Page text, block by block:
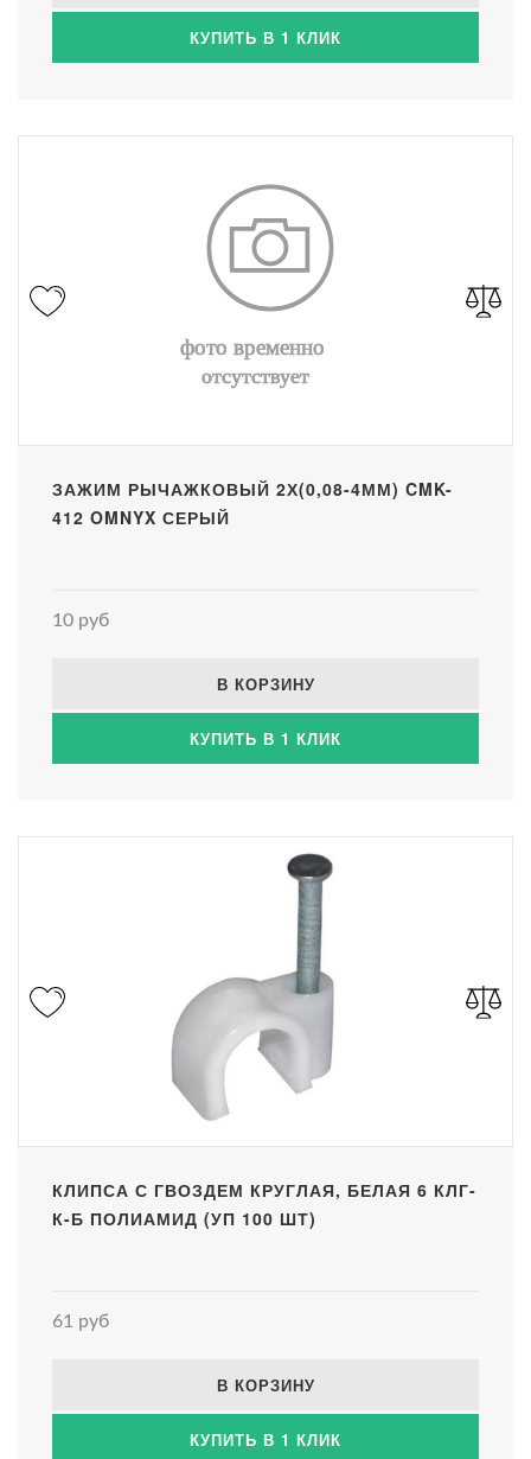
КУПИТЬ В 1 КЛИК
ЗАЖИМ РЫЧАЖКОВЫЙ 2Х(0,08-4ММ) CMK-
412 OMNYX СЕРЫЙ
10 руб
В КОРЗИНУ
КУПИТЬ В 1 КЛИК
КЛИПСА С ГВОЗДЕМ КРУГЛАЯ, БЕЛАЯ 6 КЛГ-
К-Б ПОЛИАМИД (УП 100 ШТ)
61 руб
В КОРЗИНУ
КУПИТЬ В 1 КЛИК